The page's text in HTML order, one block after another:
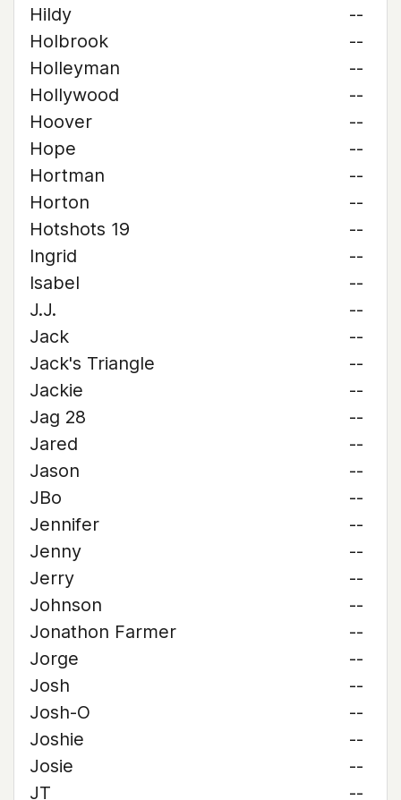
Hildy
--
Holbrook
--
Holleyman
--
Hollywood
--
Hoover
--
Hope
--
Hortman
--
Horton
--
Hotshots 19
--
Ingrid
--
Isabel
--
J.J.
--
Jack
--
Jack's Triangle
--
Jackie
--
Jag 28
--
Jared
--
Jason
--
JBo
--
Jennifer
--
Jenny
--
Jerry
--
Johnson
--
Jonathon Farmer
--
Jorge
--
Josh
--
Josh-O
--
Joshie
--
Josie
--
JT
--